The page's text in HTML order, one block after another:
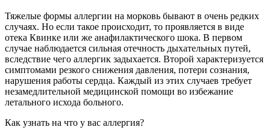
Тяжелые формы аллергии на морковь бывают в очень редких
случаях. Но если такое происходит, то проявляется в виде
отека Квинке или же анафилактического шока. В первом
случае наблюдается сильная отечность дыхательных путей,
вследствие чего аллергик задыхается. Второй характеризуется
симптомами резкого снижения давления, потери сознания,
нарушения работы сердца. Каждый из этих случаев требует
незамедлительной медицинской помощи во избежание
летального исхода больного.
Как узнать на что у вас аллергия?